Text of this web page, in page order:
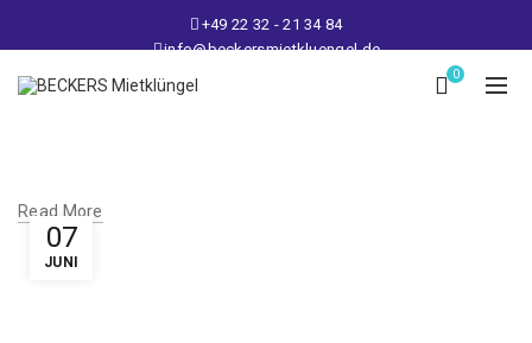
+49 22 32 - 21 34 84
info@beckersmietkluengel.de
Lager: Gutenbergstraße 1 - 50389 Wesseling
Mo - Fr: 9 – 17 Uhr, Sa: 9 – 12 Uhr
0
07
JUNI
Read More